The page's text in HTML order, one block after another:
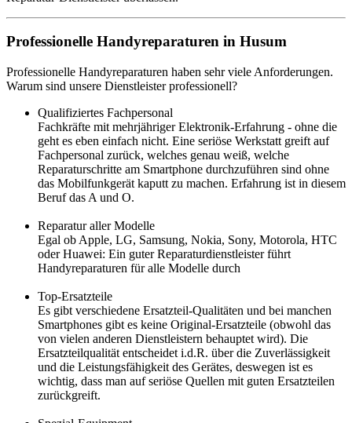
Professionelle Handyreparaturen in Husum
Professionelle Handyreparaturen haben sehr viele Anforderungen.
Warum sind unsere Dienstleister professionell?
Qualifiziertes Fachpersonal
Fachkräfte mit mehrjähriger Elektronik-Erfahrung - ohne die
geht es eben einfach nicht. Eine seriöse Werkstatt greift auf
Fachpersonal zurück, welches genau weiß, welche
Reparaturschritte am Smartphone durchzuführen sind ohne
das Mobilfunkgerät kaputt zu machen. Erfahrung ist in diesem
Beruf das A und O.
Reparatur aller Modelle
Egal ob Apple, LG, Samsung, Nokia, Sony, Motorola, HTC
oder Huawei: Ein guter Reparaturdienstleister führt
Handyreparaturen für alle Modelle durch
Top-Ersatzteile
Es gibt verschiedene Ersatzteil-Qualitäten und bei manchen
Smartphones gibt es keine Original-Ersatzteile (obwohl das
von vielen anderen Dienstleistern behauptet wird). Die
Ersatzteilqualität entscheidet i.d.R. über die Zuverlässigkeit
und die Leistungsfähigkeit des Gerätes, deswegen ist es
wichtig, dass man auf seriöse Quellen mit guten Ersatzteilen
zurückgreift.